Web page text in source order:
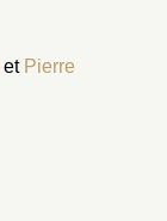
et Pierre